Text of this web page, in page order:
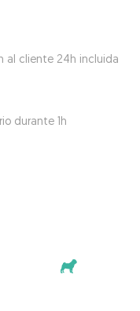
al cliente 24h incluida
durante 1h